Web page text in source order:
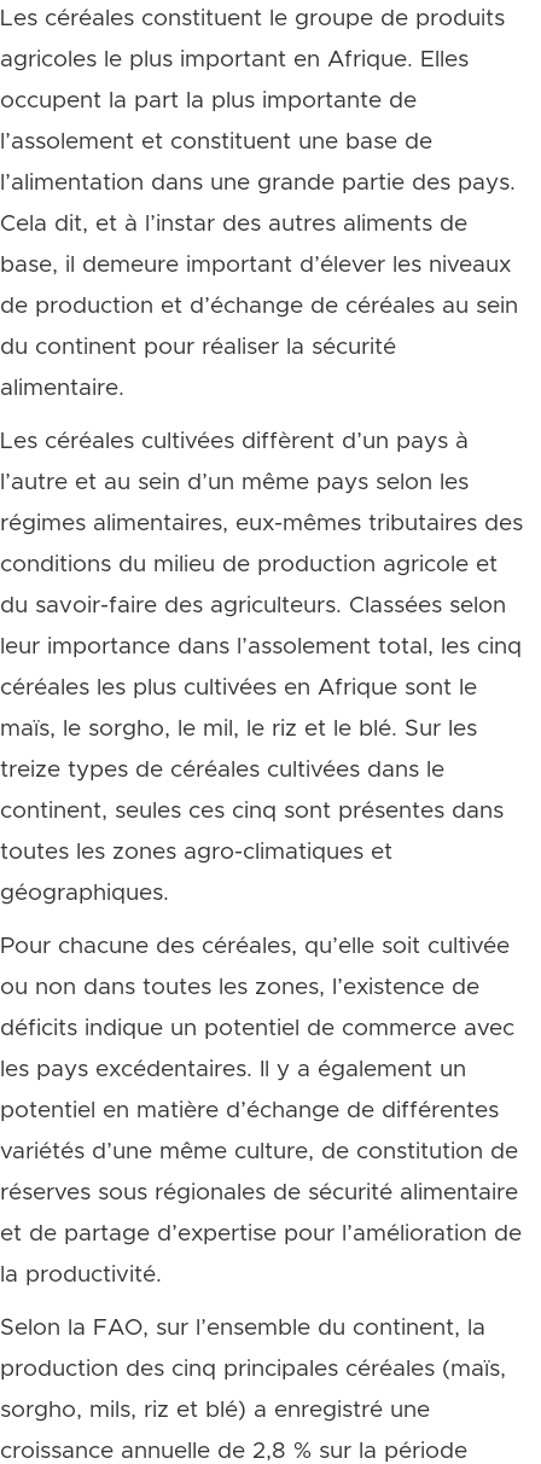
Les céréales constituent le groupe de produits
agricoles le plus important en Afrique. Elles
occupent la part la plus importante de
l’assolement et constituent une base de
l’alimentation dans une grande partie des pays.
Cela dit, et à l’instar des autres aliments de
base, il demeure important d’élever les niveaux
de production et d’échange de céréales au sein
du continent pour réaliser la sécurité
alimentaire.
Les céréales cultivées diffèrent d’un pays à
l’autre et au sein d’un même pays selon les
régimes alimentaires, eux-mêmes tributaires des
conditions du milieu de production agricole et
du savoir-faire des agriculteurs. Classées selon
leur importance dans l’assolement total, les cinq
céréales les plus cultivées en Afrique sont le
maïs, le sorgho, le mil, le riz et le blé. Sur les
treize types de céréales cultivées dans le
continent, seules ces cinq sont présentes dans
toutes les zones agro-climatiques et
géographiques.
Pour chacune des céréales, qu’elle soit cultivée
ou non dans toutes les zones, l’existence de
déficits indique un potentiel de commerce avec
les pays excédentaires. Il y a également un
potentiel en matière d’échange de différentes
variétés d’une même culture, de constitution de
réserves sous régionales de sécurité alimentaire
et de partage d’expertise pour l’amélioration de
la productivité.
Selon la FAO, sur l’ensemble du continent, la
production des cinq principales céréales (maïs,
sorgho, mils, riz et blé) a enregistré une
croissance annuelle de 2,8 % sur la période